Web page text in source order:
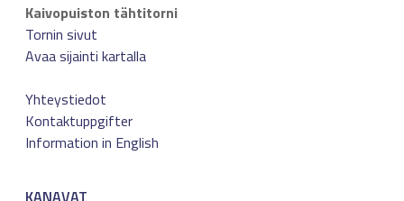
Kaivopuiston tähtitorni
Tornin sivut
Avaa sijainti kartalla
Yhteystiedot
Kontaktuppgifter
Information in English
KANAVAT